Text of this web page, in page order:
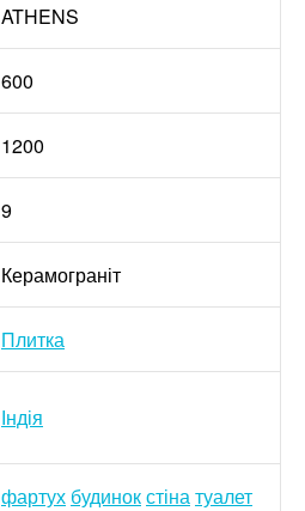
ATHENS
600
1200
9
Керамограніт
Плитка
Індія
фартух будинокстінатуалет